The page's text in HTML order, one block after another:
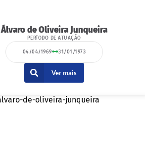
Álvaro de Oliveira Junqueira
PERÍODO DE ATUAÇÃO
04/04/1969 31/01/1973
Ver mais